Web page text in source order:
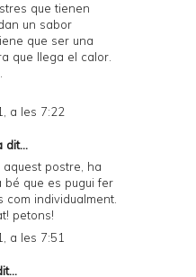
que tienen
un sabor
que ser una
que llega el calor.
a les 7:22
dit...
postre, ha
bé que es pugui fer
com individualment.
petons!
a les 7:51